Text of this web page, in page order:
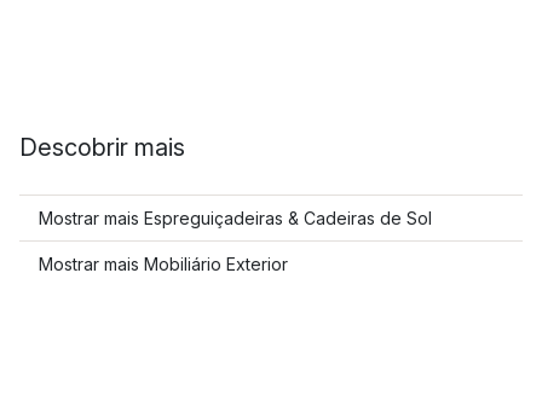
Descobrir mais
Mostrar mais Espreguiçadeiras & Cadeiras de Sol
Mostrar mais Mobiliário Exterior